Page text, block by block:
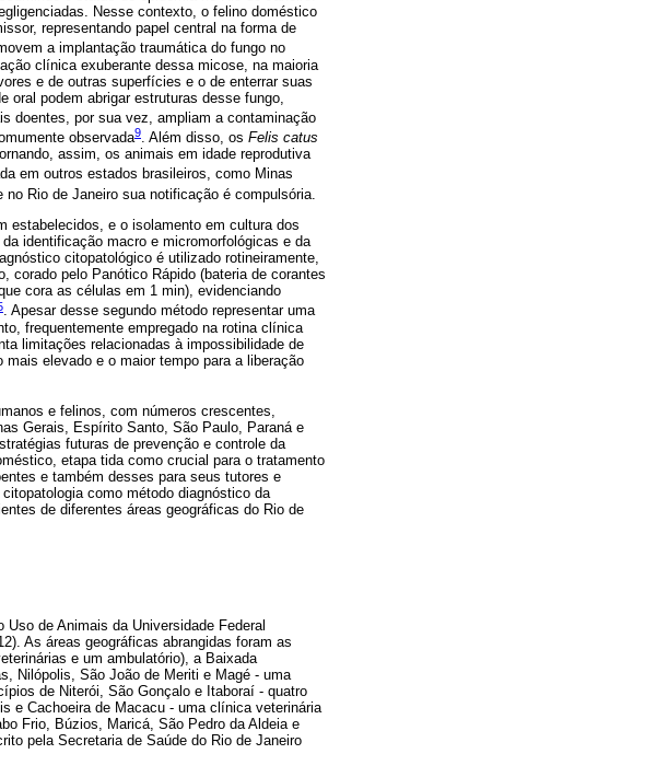
Nesse contexto, o felino doméstico
representando papel central na forma de
a implantação traumática do fungo no
clínica exuberante dessa micose, na maioria
e de outras superfícies e o de enterrar suas
oral podem abrigar estruturas desse fungo,
doentes, por sua vez, ampliam a contaminação
observada9. Além disso, os Felis catus
assim, os animais em idade reprodutiva
em outros estados brasileiros, como Minas
no Rio de Janeiro sua notificação é compulsória.
estabelecidos, e o isolamento em cultura dos
identificação macro e micromorfológicas e da
citopatológico é utilizado rotineiramente,
corado pelo Panótico Rápido (bateria de corantes
cora as células em 1 min), evidenciando
. Apesar desse segundo método representar uma
frequentemente empregado na rotina clínica
limitações relacionadas à impossibilidade de
elevado e o maior tempo para a liberação
e felinos, com números crescentes,
Gerais, Espírito Santo, São Paulo, Paraná e
futuras de prevenção e controle da
etapa tida como crucial para o tratamento
e também desses para seus tutores e
como método diagnóstico da
de diferentes áreas geográficas do Rio de
de Animais da Universidade Federal
As áreas geográficas abrangidas foram as
e um ambulatório), a Baixada
Nilópolis, São João de Meriti e Magé - uma
de Niterói, São Gonçalo e Itaboraí - quatro
e Cachoeira de Macacu - uma clínica veterinária
Frio, Búzios, Maricá, São Pedro da Aldeia e
pela Secretaria de Saúde do Rio de Janeiro